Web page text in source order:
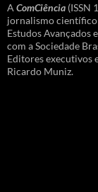
A ComCiência (ISSN
jornalismo
Estudos Avançados
com a Sociedade
Editores executivos
Ricardo Muniz.